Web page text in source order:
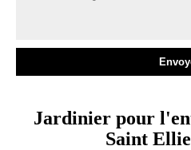
Jardinier pour
Saint